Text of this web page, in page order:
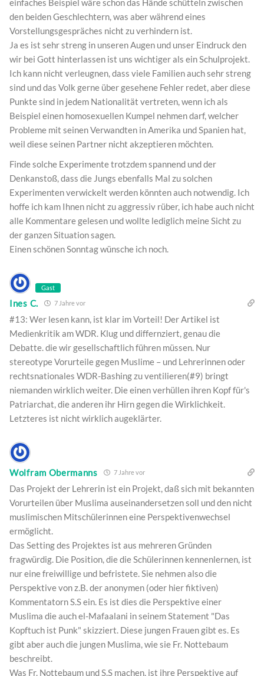
einfaches Beispiel wäre schon das Hände schütteln zwischen
den beiden Geschlechtern, was aber während eines
Vorstellungsgespräches nicht zu verhindern ist.
Ja es ist sehr streng in unseren Augen und unser Eindruck den
wir bei Gott hinterlassen ist uns wichtiger als ein Schulprojekt.
Ich kann nicht verleugnen, dass viele Familien auch sehr streng
sind und das Volk gerne über gesehene Fehler redet, aber diese
Punkte sind in jedem Nationalität vertreten, wenn ich als
Beispiel einen homosexuellen Kumpel nehmen darf, welcher
Probleme mit seinen Verwandten in Amerika und Spanien hat,
weil diese seinen Partner nicht akzeptieren möchten.
Finde solche Experimente trotzdem spannend und der
Denkanstoß, dass die Jungs ebenfalls Mal zu solchen
Experimenten verwickelt werden könnten auch notwendig. Ich
hoffe ich kam Ihnen nicht zu aggressiv rüber, ich habe auch nicht
alle Kommentare gelesen und wollte lediglich meine Sicht zu
der ganzen Situation sagen.
Einen schönen Sonntag wünsche ich noch.
Gast
Ines C. 7 Jahre vor
#13: Wer lesen kann, ist klar im Vorteil! Der Artikel ist
Medienkritik am WDR. Klug und differnziert, genau die
Debatte. die wir gesellschaftlich führen müssen. Nur
stereotype Vorurteile gegen Muslime – und Lehrerinnen oder
rechtsnationales WDR-Bashing zu ventilieren(#9) bringt
niemanden wirklich weiter. Die einen verhüllen ihren Kopf für's
Patriarchat, die anderen ihr Hirn gegen die Wirklichkeit.
Letzteres ist nicht wirklich augeklärter.
Wolfram Obermanns 7 Jahre vor
Das Projekt der Lehrerin ist ein Projekt, daß sich mit bekannten
Vorurteilen über Muslima auseinandersetzen soll und den nicht
muslimischen Mitschülerinnen eine Perspektivenwechsel
ermöglicht.
Das Setting des Projektes ist aus mehreren Gründen
fragwürdig. Die Position, die die Schülerinnen kennenlernen, ist
nur eine freiwillige und befristete. Sie nehmen also die
Perspektive von z.B. der anonymen (oder hier fiktiven)
Kommentatorn S.S ein. Es ist dies die Perspektive einer
Muslima die auch el-Mafaalani in seinem Statement "Das
Kopftuch ist Punk" skizziert. Diese jungen Frauen gibt es. Es
gibt aber auch die jungen Muslima, wie sie Fr. Nottebaum
beschreibt.
Was Fr. Nottebaum und S.S machen, ist ihre Perspektive auf